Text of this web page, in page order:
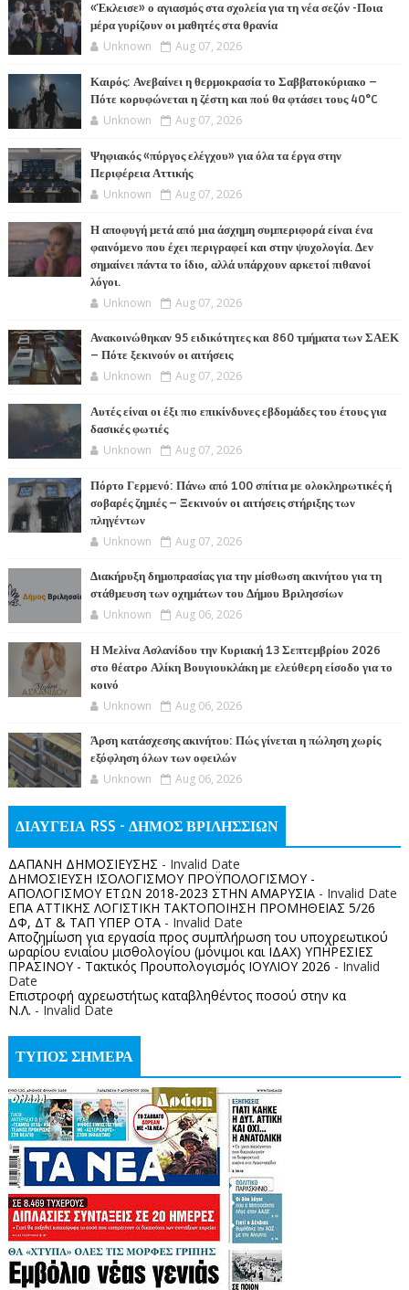
«Έκλεισε» ο αγιασμός στα σχολεία για τη νέα σεζόν -Ποια
μέρα γυρίζουν οι μαθητές στα θρανία
Unknown Aug 07, 2026
Καιρός: Ανεβαίνει η θερμοκρασία το Σαββατοκύριακο –
Πότε κορυφώνεται η ζέστη και πού θα φτάσει τους 40°C
Unknown Aug 07, 2026
Ψηφιακός «πύργος ελέγχου» για όλα τα έργα στην
Περιφέρεια Αττικής
Unknown Aug 07, 2026
Η αποφυγή μετά από μια άσχημη συμπεριφορά είναι ένα
φαινόμενο που έχει περιγραφεί και στην ψυχολογία. Δεν
σημαίνει πάντα το ίδιο, αλλά υπάρχουν αρκετοί πιθανοί
λόγοι.
Unknown Aug 07, 2026
Ανακοινώθηκαν 95 ειδικότητες και 860 τμήματα των ΣΑΕΚ
– Πότε ξεκινούν οι αιτήσεις
Unknown Aug 07, 2026
Αυτές είναι οι έξι πιο επικίνδυνες εβδομάδες του έτους για
δασικές φωτιές
Unknown Aug 07, 2026
Πόρτο Γερμενό: Πάνω από 100 σπίτια με ολοκληρωτικές ή
σοβαρές ζημιές – Ξεκινούν οι αιτήσεις στήριξης των
πληγέντων
Unknown Aug 07, 2026
Διακήρυξη δημοπρασίας για την μίσθωση ακινήτου για τη
στάθμευση των οχημάτων του Δήμου Βριλησσίων
Unknown Aug 06, 2026
Η Μελίνα Ασλανίδου την Kυριακή 13 Σεπτεμβρίου 2026
στο θέατρο Αλίκη Βουγιουκλάκη με ελεύθερη είσοδο για το
κοινό
Unknown Aug 06, 2026
Άρση κατάσχεσης ακινήτου: Πώς γίνεται η πώληση χωρίς
εξόφληση όλων των οφειλών
Unknown Aug 06, 2026
ΔΙΑΥΓΕΙΑ RSS - ΔΗΜΟΣ ΒΡΙΛΗΣΣΙΩΝ
ΔΑΠΑΝΗ ΔΗΜΟΣΙΕΥΣΗΣ - Invalid Date
ΔΗΜΟΣΙΕΥΣΗ ΙΣΟΛΟΓΙΣΜΟΥ ΠΡΟΫΠΟΛΟΓΙΣΜΟΥ -
ΑΠΟΛΟΓΙΣΜΟΥ ΕΤΩΝ 2018-2023 ΣΤΗΝ ΑΜΑΡΥΣΙΑ- Invalid Date
ΕΠΑ ΑΤΤΙΚΗΣ ΛΟΓΙΣΤΙΚΗ ΤΑΚΤΟΠΟΙΗΣΗ ΠΡΟΜΗΘΕΙΑΣ 5/26
ΔΦ, ΔΤ & ΤΑΠ ΥΠΕΡ ΟΤΑ- Invalid Date
Αποζημίωση για εργασία προς συμπλήρωση του υποχρεωτικού
ωραρίου ενιαίου μισθολογίου (μόνιμοι και ΙΔΑΧ) ΥΠΗΡΕΣΙΕΣ
ΠΡΑΣΙΝΟΥ - Τακτικός Προυπολογισμός ΙΟΥΛΙΟΥ 2026 - Invalid
Date
Επιστροφή αχρεωστήτως καταβληθέντος ποσoύ στην κα
Ν.Λ. - Invalid Date
ΤΥΠΟΣ ΣΗΜΕΡΑ